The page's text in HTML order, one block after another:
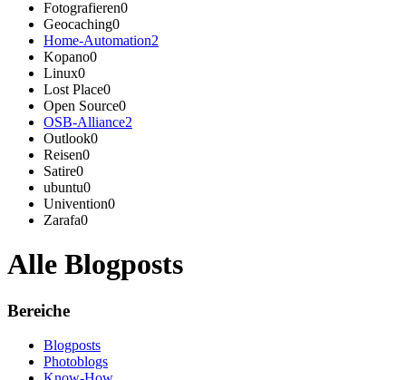
Fotografieren0
Geocaching0
Home-Automation2
Kopano0
Linux0
Lost Place0
Open Source0
OSB-Alliance2
Outlook0
Reisen0
Satire0
ubuntu0
Univention0
Zarafa0
Alle Blogposts
Bereiche
Blogposts
Photoblogs